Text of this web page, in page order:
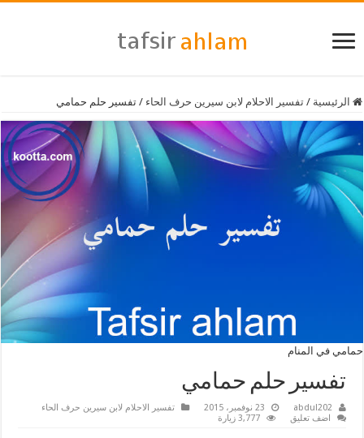
الرئيسية / تفسير الاحلام لابن سيرين حرف الحاء / تفسير حلم حمامي
حمامي في المنام
تفسير حلم حمامي
abdul202 23 نوفمبر، 2015
تفسير الاحلام لابن سيرين حرف الحاء
اضف تعليق
3,777 زيارة